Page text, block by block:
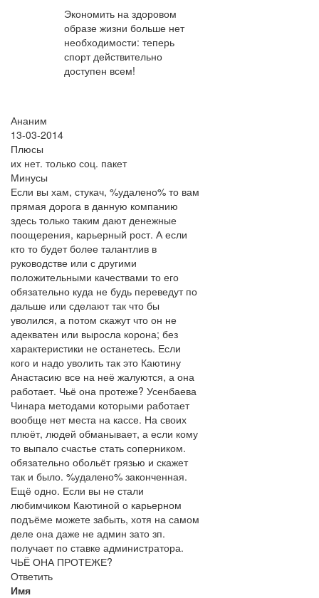
Экономить на здоровом
образе жизни больше нет
необходимости: теперь
спорт действительно
доступен всем!
Ананим
13-03-2014
Плюсы
их нет. только соц. пакет
Минусы
Если вы хам, стукач, %удалено% то вам
прямая дорога в данную компанию
здесь только таким дают денежные
поощерения, карьерный рост. А если
кто то будет более талантлив в
руководстве или с другими
положительными качествами то его
обязательно куда не будь переведут по
дальше или сделают так что бы
уволился, а потом скажут что он не
адекватен или выросла корона; без
характеристики не останетесь. Если
кого и надо уволить так это Каютину
Анастасию все на неё жалуются, а она
работает. Чьё она протеже? Усенбаева
Чинара методами которыми работает
вообще нет места на кассе. На своих
плюёт, людей обманывает, а если кому
то выпало счастье стать соперником.
обязательно обольёт грязью и скажет
так и было. %удалено% законченная.
Ещё одно. Если вы не стали
любимчиком Каютиной о карьерном
подъёме можете забыть, хотя на самом
деле она даже не админ зато зп.
получает по ставке администратора.
ЧЬЁ ОНА ПРОТЕЖЕ?
Ответить
Имя